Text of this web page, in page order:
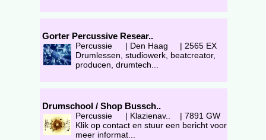
Gorter Percussive Resear..
Percussie | Den Haag | 2565 EX
Drumlessen, studiowerk, beatcreator,
producen, drumtech...
Drumschool / Shop Bussch..
Percussie | Klazienav.. | 7891 GW
Klik op contact en stuur een bericht voor
meer informat...